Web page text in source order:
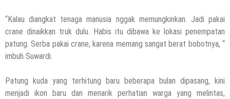
“Kalau diangkat tenaga manusia nggak memungkinkan. Jadi pakai
crane dinaikkan truk dulu. Habis itu dibawa ke lokasi penempatan
patung. Serba pakai crane, karena memang sangat berat bobotnya, “
imbuh Suwardi.
Patung kuda yang terhitung baru beberapa bulan dipasang, kini
menjadi ikon baru dan menarik perhatian warga yang melintas,